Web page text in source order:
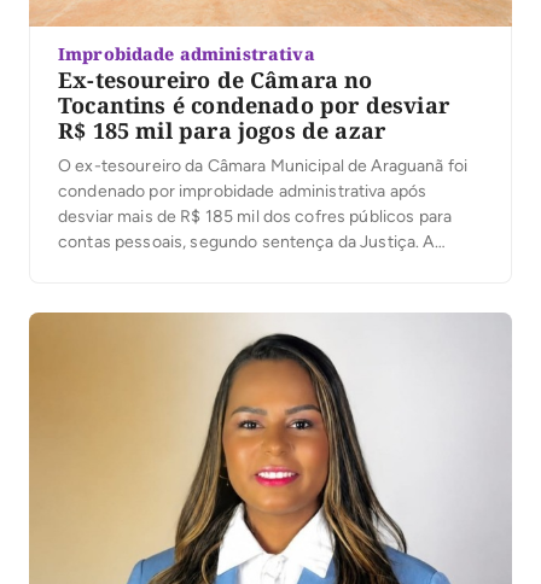
Improbidade administrativa
Ex-tesoureiro de Câmara no
Tocantins é condenado por desviar
R$ 185 mil para jogos de azar
O ex-tesoureiro da Câmara Municipal de Araguanã foi
condenado por improbidade administrativa após
desviar mais de R$ 185 mil dos cofres públicos para
contas pessoais, segundo sentença da Justiça. A
Xambioá. De acordo com o processo, o ex-servidor […]